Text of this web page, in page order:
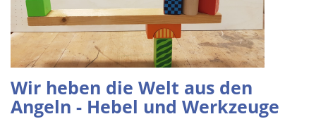
Wir heben die Welt aus den
Angeln - Hebel und Werkzeuge